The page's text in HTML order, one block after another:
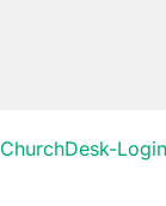
ChurchDesk-Login